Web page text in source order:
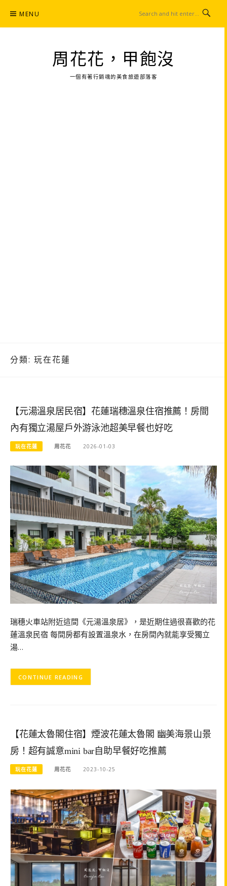
content
MENU
周花花，甲飽沒
一個有著行銷魂的美食旅遊部落客
分類: 玩在花蓮
【元湯溫泉居民宿】花蓮瑞穗溫泉住宿推薦！房間
內有獨立湯屋戶外游泳池超美早餐也好吃
玩在花蓮 周花花 2026-01-03
瑞穗火車站附近這間《元湯溫泉居》，是近期住過很喜歡的花
蓮溫泉民宿 每間房都有設置溫泉水，在房間內就能享受獨立
湯…
CONTINUE READING
【花蓮太魯閣住宿】煙波花蓮太魯閣 幽美海景山景
房！超有誠意mini bar自助早餐好吃推薦
玩在花蓮 周花花 2023-10-25